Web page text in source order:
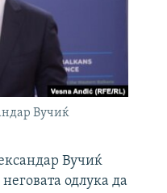
Вучиќ
Вучиќ
одлука да